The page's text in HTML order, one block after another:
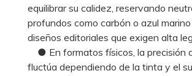
equilibrar su calidez, reservando
profundos como carbón o azul
diseños editoriales que exigen alta
● En formatos físicos, la precisión
fluctúa dependiendo de la tinta y el